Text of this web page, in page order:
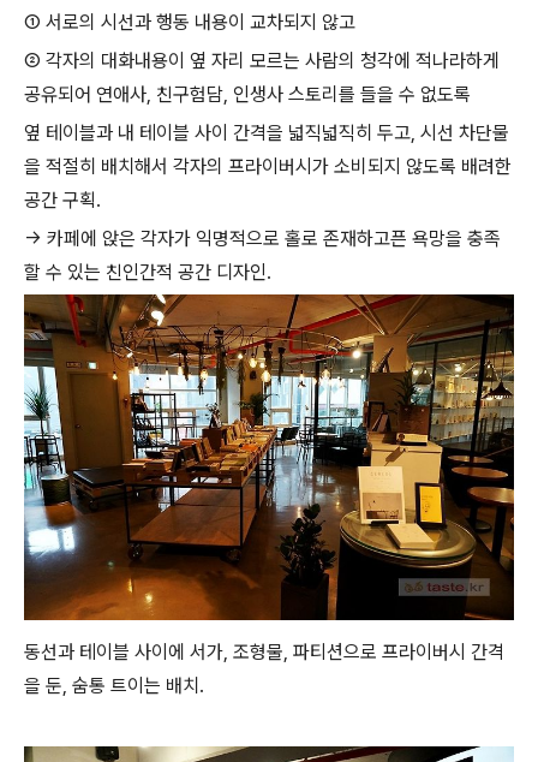
① 서로의 시선과 행동 내용이 교차되지 않고
② 각자의 대화내용이 옆 자리 모르는 사람의 청각에 적나라하게
공유되어 연애사, 친구험담, 인생사 스토리를 들을 수 없도록
옆 테이블과 내 테이블 사이 간격을 넓직넓직히 두고, 시선 차단물
을 적절히 배치해서 각자의 프라이버시가 소비되지 않도록 배려한
공간 구획.
→ 카페에 앉은 각자가 익명적으로 홀로 존재하고픈 욕망을 충족
할 수 있는 친인간적 공간 디자인.
동선과 테이블 사이에 서가, 조형물, 파티션으로 프라이버시 간격
을 둔, 숨통 트이는 배치.